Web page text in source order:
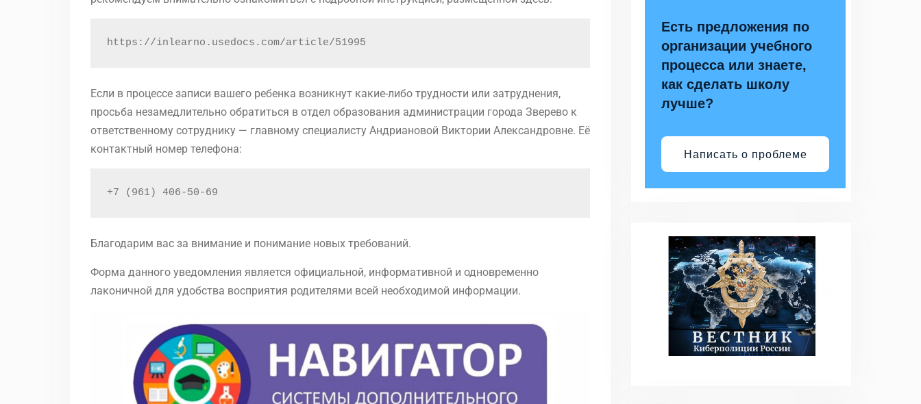
https://inlearno.usedocs.com/article/51995
Если в процессе записи вашего ребенка возникнут какие-либо трудности или затруднения,
просьба незамедлительно обратиться в отдел образования администрации города Зверево к
ответственному сотруднику — главному специалисту Андриановой Виктории Александровне. Её
контактный номер телефона:
+7 (961) 406-50-69
Благодарим вас за внимание и понимание новых требований.
Форма данного уведомления является официальной, информативной и одновременно
лаконичной для удобства восприятия родителями всей необходимой информации.
Есть предложения по
организации учебного
процесса или знаете,
как сделать школу
лучше?
Написать о проблеме